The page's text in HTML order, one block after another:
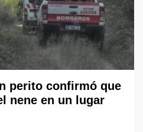
perito confirmó que
nene en un lugar